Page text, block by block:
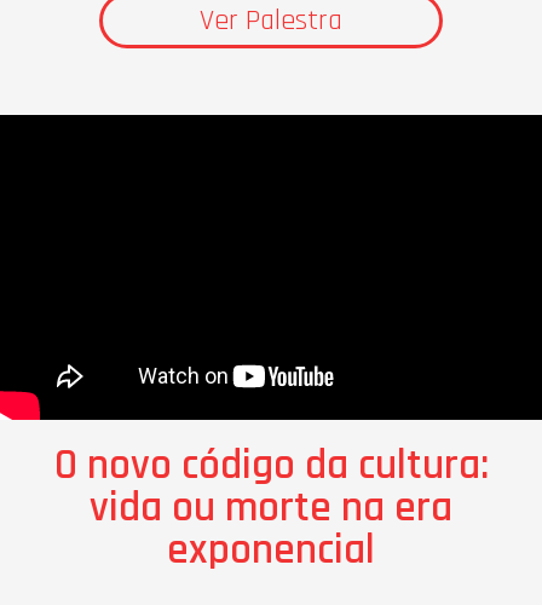
Ver Palestra
O novo código da cultura:
vida ou morte na era
exponencial